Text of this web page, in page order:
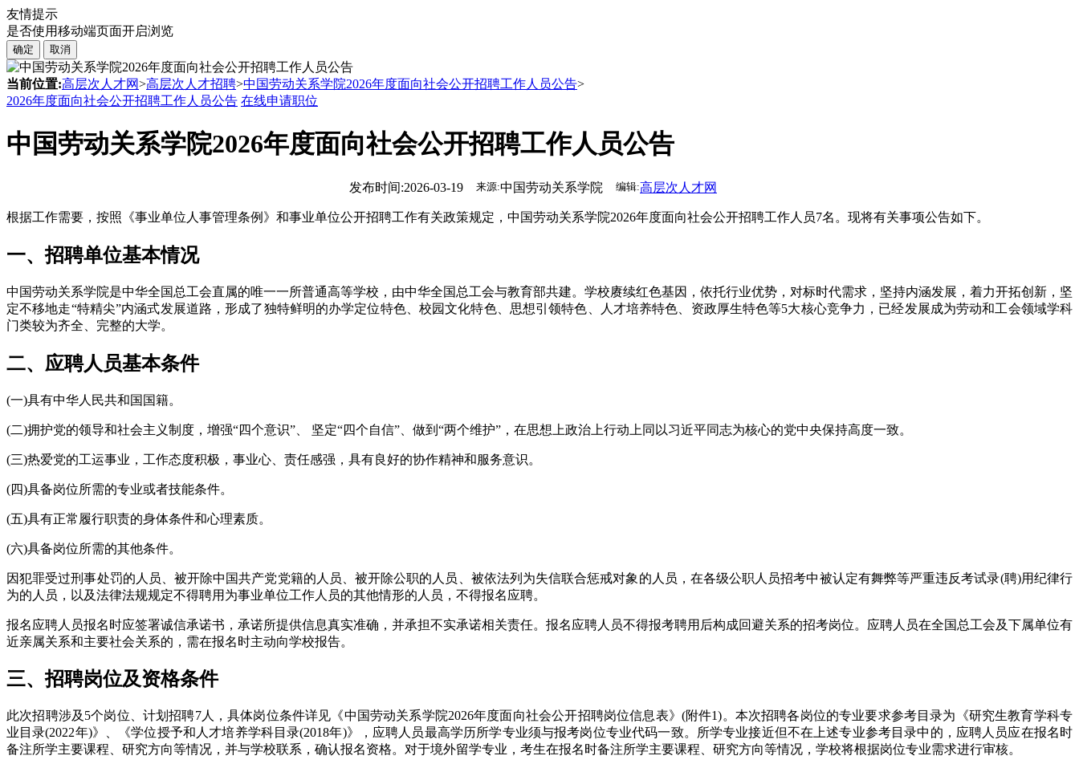
友情提示
是否使用移动端页面开启浏览
确定 取消
当前位置:高层次人才网>高层次人才招聘>中国劳动关系学院2026年度面向社会公开招聘工作人员公告>
2026年度面向社会公开招聘工作人员公告 在线申请职位
中国劳动关系学院2026年度面向社会公开招聘工作人员公告
发布时间:2026-03-19 来源:中国劳动关系学院 编辑:高层次人才网
根据工作需要，按照《事业单位人事管理条例》和事业单位公开招聘工作有关政策规定，中国劳动关系学院2026年度面向社会公开招聘工作人员7名。现将有关事项公告如下。
一、招聘单位基本情况
中国劳动关系学院是中华全国总工会直属的唯一一所普通高等学校，由中华全国总工会与教育部共建。学校赓续红色基因，依托行业优势，对标时代需求，坚持内涵发展，着力开拓创新，坚
定不移地走“特精尖”内涵式发展道路，形成了独特鲜明的办学定位特色、校园文化特色、思想引领特色、人才培养特色、资政厚生特色等5大核心竞争力，已经发展成为劳动和工会领域学科
门类较为齐全、完整的大学。
二、应聘人员基本条件
(一)具有中华人民共和国国籍。
(二)拥护党的领导和社会主义制度，增强“四个意识”、 坚定“四个自信”、做到“两个维护”，在思想上政治上行动上同以习近平同志为核心的党中央保持高度一致。
(三)热爱党的工运事业，工作态度积极，事业心、责任感强，具有良好的协作精神和服务意识。
(四)具备岗位所需的专业或者技能条件。
(五)具有正常履行职责的身体条件和心理素质。
(六)具备岗位所需的其他条件。
因犯罪受过刑事处罚的人员、被开除中国共产党党籍的人员、被开除公职的人员、被依法列为失信联合惩戒对象的人员，在各级公职人员招考中被认定有舞弊等严重违反考试录(聘)用纪律行
为的人员，以及法律法规规定不得聘用为事业单位工作人员的其他情形的人员，不得报名应聘。
报名应聘人员报名时应签署诚信承诺书，承诺所提供信息真实准确，并承担不实承诺相关责任。报名应聘人员不得报考聘用后构成回避关系的招考岗位。应聘人员在全国总工会及下属单位有
近亲属关系和主要社会关系的，需在报名时主动向学校报告。
三、招聘岗位及资格条件
此次招聘涉及5个岗位、计划招聘7人，具体岗位条件详见《中国劳动关系学院2026年度面向社会公开招聘岗位信息表》(附件1)。本次招聘各岗位的专业要求参考目录为《研究生教育学科专
业目录(2022年)》、《学位授予和人才培养学科目录(2018年)》，应聘人员最高学历所学专业须与报考岗位专业代码一致。所学专业接近但不在上述专业参考目录中的，应聘人员应在报名时
备注所学主要课程、研究方向等情况，并与学校联系，确认报名资格。对于境外留学专业，考生在报名时备注所学主要课程、研究方向等情况，学校将根据岗位专业需求进行审核。